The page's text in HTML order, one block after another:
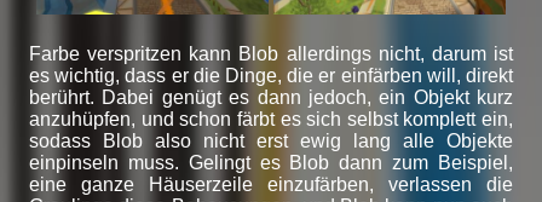
Farbe verspritzen kann Blob allerdings nicht, darum ist
es wichtig, dass er die Dinge, die er einfärben will, direkt
berührt. Dabei genügt es dann jedoch, ein Objekt kurz
anzuhüpfen, und schon färbt es sich selbst komplett ein,
sodass Blob also nicht erst ewig lang alle Objekte
einpinseln muss. Gelingt es Blob dann zum Beispiel,
eine ganze Häuserzeile einzufärben, verlassen die